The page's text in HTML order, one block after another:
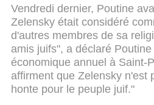
Vendredi dernier, Poutine
Zelensky était considéré
d'autres membres de sa
amis juifs", a déclaré
économique annuel à Saint-
affirment que Zelensky n'est
honte pour le peuple juif."